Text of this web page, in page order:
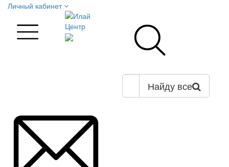
Личный кабинет
Найду все